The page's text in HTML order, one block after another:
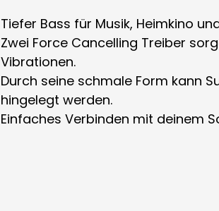
Tiefer Bass für Musik, Heimkino
Zwei Force Cancelling Treiber
Vibrationen.
Durch seine schmale Form kann
hingelegt werden.
Einfaches Verbinden mit deinem